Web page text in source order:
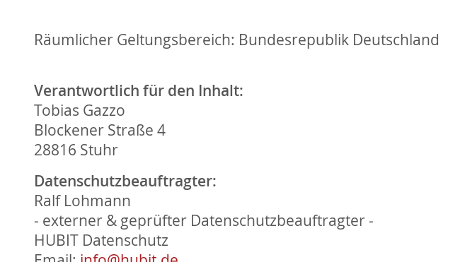
Räumlicher Geltungsbereich: Bundesrepublik Deutschland
Verantwortlich für den Inhalt:
Tobias Gazzo
Blockener Straße 4
28816 Stuhr
Datenschutzbeauftragter:
Ralf Lohmann
- externer & geprüfter Datenschutzbeauftragter -
HUBIT Datenschutz